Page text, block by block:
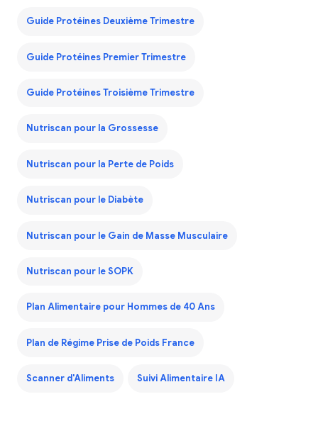
Guide Protéines Deuxième Trimestre
Guide Protéines Premier Trimestre
Guide Protéines Troisième Trimestre
Nutriscan pour la Grossesse
Nutriscan pour la Perte de Poids
Nutriscan pour le Diabète
Nutriscan pour le Gain de Masse Musculaire
Nutriscan pour le SOPK
Plan Alimentaire pour Hommes de 40 Ans
Plan de Régime Prise de Poids France
Scanner d'Aliments Suivi Alimentaire IA